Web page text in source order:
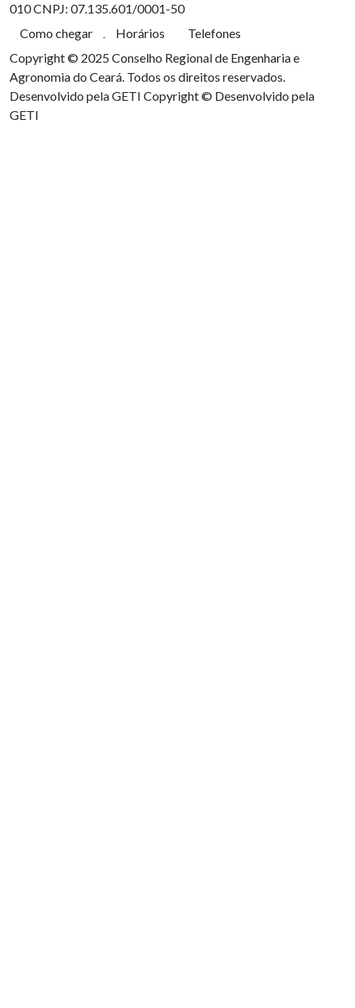
010CNPJ: 07.135.601/0001-50
Como chegar
Horários
Telefones
Copyright © 2025 Conselho Regional de Engenharia e
Agronomia do Ceará. Todos os direitos reservados.
Desenvolvido pela GETI Copyright © Desenvolvido pela
GETI